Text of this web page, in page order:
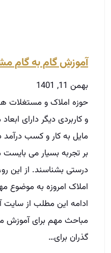
آموزش گام به گام
بهمن 11, 1401
حوزه املاک و مستغلات
و کاربردی دیگر دارای
مایل به کار و کسب درآمد
بر تجربه بسیار می بایست
درستی بشناسند. از این
املاک امروزه به
ادامه این مطلب از سایت
مباحث مهم برای آموزش
گذران برای…